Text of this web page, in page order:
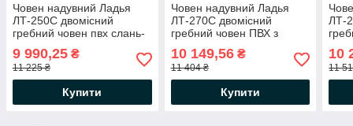
Човен надувний Ладья
ЛТ-250С двомісний
гребний човен пвх слань-
9 990,25 ₴
11 225 ₴
Купити
Човен надувний Ладья
ЛТ-270С двомісний
гребний човен ПВХ з
37
10 149,56₴
11 404 ₴
Купити
ЛТ-
сід
10
11